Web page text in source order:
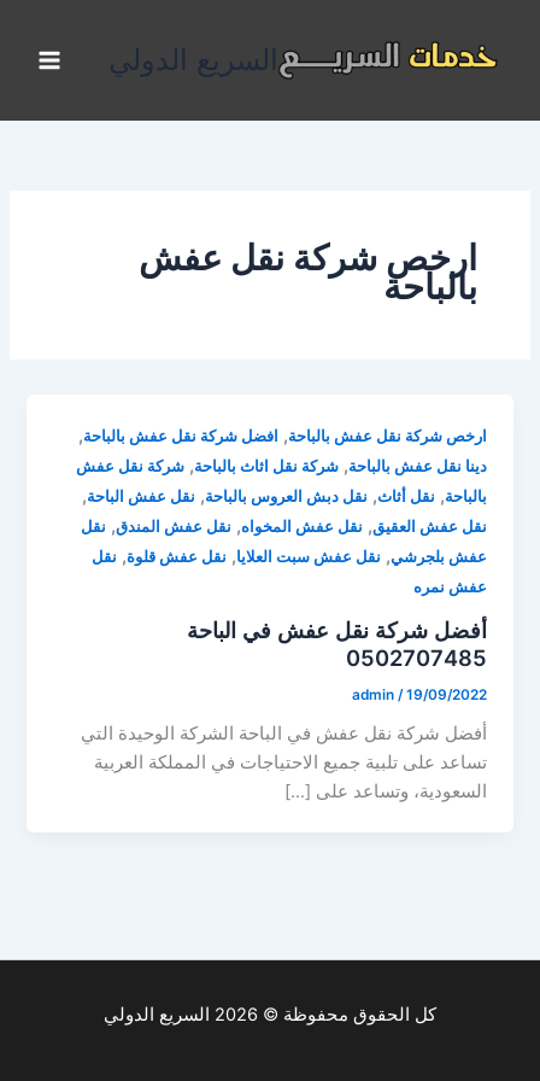
المحتوى
السريع الدولي
ارخص شركة نقل عفش
بالباحة
ارخص شركة نقل عفش بالباحة, افضل شركة نقل عفش بالباحة,
دينا نقل عفش بالباحة,شركة نقل اثاث بالباحة,شركة نقل عفش
بالباحة, نقل أثاث, نقل دبش العروس بالباحة, نقل عفش الباحة,
نقل عفش العقيق, نقل عفش المخواه, نقل عفش المندق, نقل
عفش بلجرشي, نقل عفش سبت العلايا, نقل عفش قلوة, نقل
عفش نمره
أفضل شركة نقل عفش في الباحة
0502707485
admin /19/09/2022
أفضل شركة نقل عفش في الباحة الشركة الوحيدة التي
تساعد على تلبية جميع الاحتياجات في المملكة العربية
السعودية، وتساعد على […]
كل الحقوق محفوظة © 2026 السريع الدولي